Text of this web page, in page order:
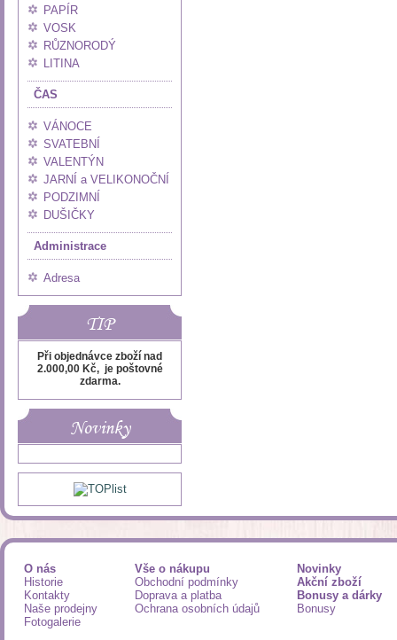
PAPÍR
VOSK
RŮZNORODÝ
LITINA
ČAS
VÁNOCE
SVATEBNÍ
VALENTÝN
JARNÍ a VELIKONOČNÍ
PODZIMNÍ
DUŠIČKY
Administrace
Adresa
TIP
Při objednávce zboží nad
2.000,00 Kč, je poštovné
zdarma.
Novinky
O nás
Historie
Kontakty
Naše prodejny
Fotogalerie
Vše o nákupu
Obchodní podmínky
Doprava a platba
Ochrana osobních údajů
Novinky
Akční zboží
Bonusy a dárky
Bonusy